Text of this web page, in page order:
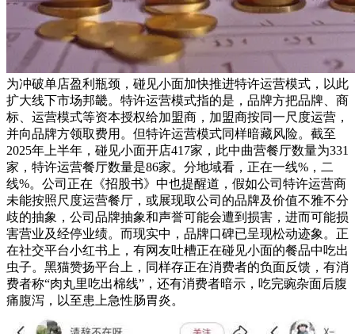
为冲破单店盈利瓶颈，碰见小面加快推进特许运营模式，以此
扩大线下市场邦畿。特许运营模式指的是，品牌方把品牌、商
标、运营模式等资本授权给加盟商，加盟商按同一尺度运营，
并向品牌方领取费用。但特许运营模式同样暗藏风险。截至
2025年上半年，碰见小面开店417家，此中曲营餐厅数量为331
家，特许运营餐厅数量是86家。分地域看，正在一线%，二
线%。公司正在《招股书》中也提醒道，假如公司特许运营商
未能按照尺度运营餐厅，或展现取公司的品牌及价值不雅不分
歧的抽象，公司品牌抽象和声誉可能会遭到损害，进而可能损
害营业及经停业绩。而现实中，品牌口碑已呈现松动迹象。正
在社交平台小红书上，有网友吐槽正在碰见小面的餐品中吃出
虫子。黑猫赞扬平台上，同样存正在消费者的负面反馈，有消
费者称“肉丸里吃出棉线”，还有消费者暗示，吃完豌杂面后腹
痛腹泻，以至患上急性肠胃炎。